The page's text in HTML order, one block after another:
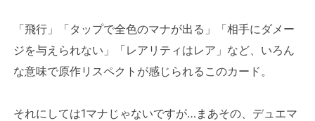
「飛行」「タップで全色のマナが出る」「相手にダメー
ジを与えられない」「レアリティはレア」など、いろん
な意味で原作リスペクトが感じられるこのカード。
それにしては1マナじゃないですが…まあその、デュエマ